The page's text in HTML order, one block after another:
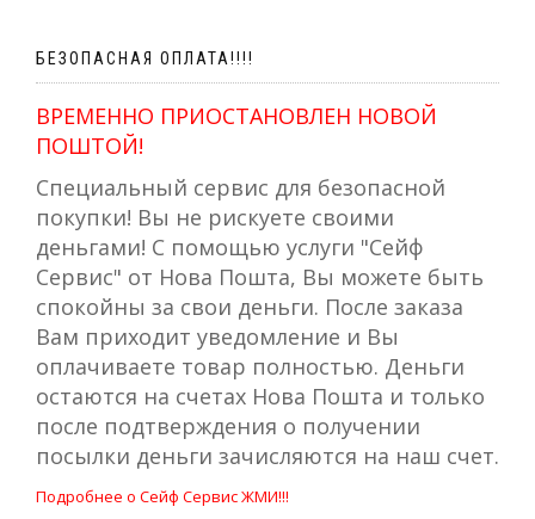
БЕЗОПАСНАЯ ОПЛАТА!!!!
ВРЕМЕННО ПРИОСТАНОВЛЕН НОВОЙ
ПОШТОЙ!
Специальный сервис для безопасной
покупки! Вы не рискуете своими
деньгами! С помощью услуги "Сейф
Сервис" от Нова Пошта, Вы можете быть
спокойны за свои деньги. После заказа
Вам приходит уведомление и Вы
оплачиваете товар полностью. Деньги
остаются на счетах Нова Пошта и только
после подтверждения о получении
посылки деньги зачисляются на наш счет.
Подробнее о Сейф Сервис ЖМИ!!!